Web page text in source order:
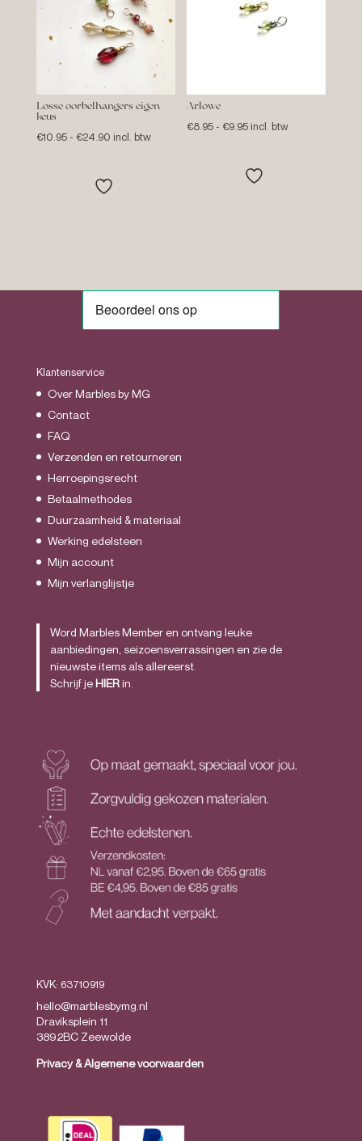
Losse oorbelhangers eigen
keus
€10.95 - €24.90Prijsklasse:
tot
incl. btw
Arlowe
€8.95 - €9.95Prijsklasse:
tot
incl. btw
Klantenservice
Over Marbles by MG
Contact
FAQ
Verzenden en retourneren
Herroepingsrecht
Betaalmethodes
Duurzaamheid & materiaal
Werking edelsteen
Mijn account
Mijn verlanglijstje
Word Marbles Member en ontvang leuke
aanbiedingen, seizoensverrassingen en zie de
nieuwste items als allereerst.
Schrijf jeHIERin.
KVK: 63710919
hello@marblesbymg.nl
Draviksplein 11
3892BC Zeewolde
Privacy&Algemene voorwaarden